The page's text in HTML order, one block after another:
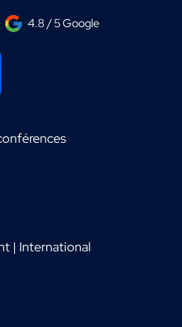
4.8 / 5 Google
| International